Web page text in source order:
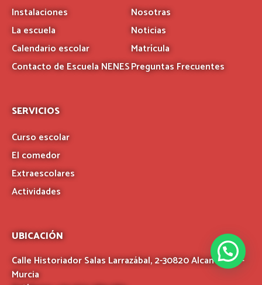
Instalaciones
La escuela
Calendario escolar
Contacto de Escuela NENES
Nosotras
Noticias
Matrícula
Preguntas Frecuentes
SERVICIOS
Curso escolar
El comedor
Extraescolares
Actividades
UBICACIÓN
Calle Historiador Salas Larrazábal, 2-30820 Alcantarilla –
Murcia